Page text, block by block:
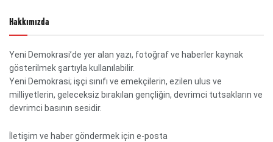
Hakkımızda
Yeni Demokrasi’de yer alan yazı, fotoğraf ve haberler kaynak
gösterilmek şartıyla kullanılabilir.
Yeni Demokrasi; işçi sınıfı ve emekçilerin, ezilen ulus ve
milliyetlerin, geleceksiz bırakılan gençliğin, devrimci tutsakların ve
devrimci basının sesidir.
İletişim ve haber göndermek için e-posta